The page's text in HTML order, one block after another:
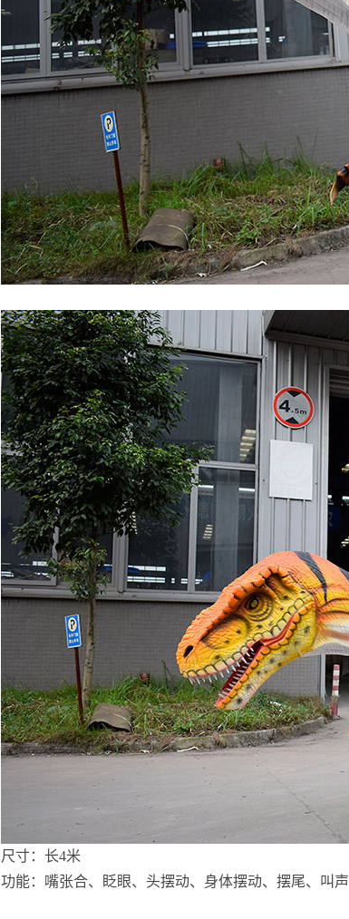
尺寸：长4米
功能：嘴张合、眨眼、头摆动、身体摆动、摆尾、叫声